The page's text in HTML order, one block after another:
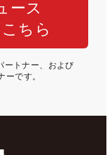
ース
ちら
ートナー、および
ーです。